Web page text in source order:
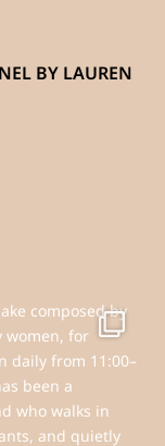
BY LAUREN